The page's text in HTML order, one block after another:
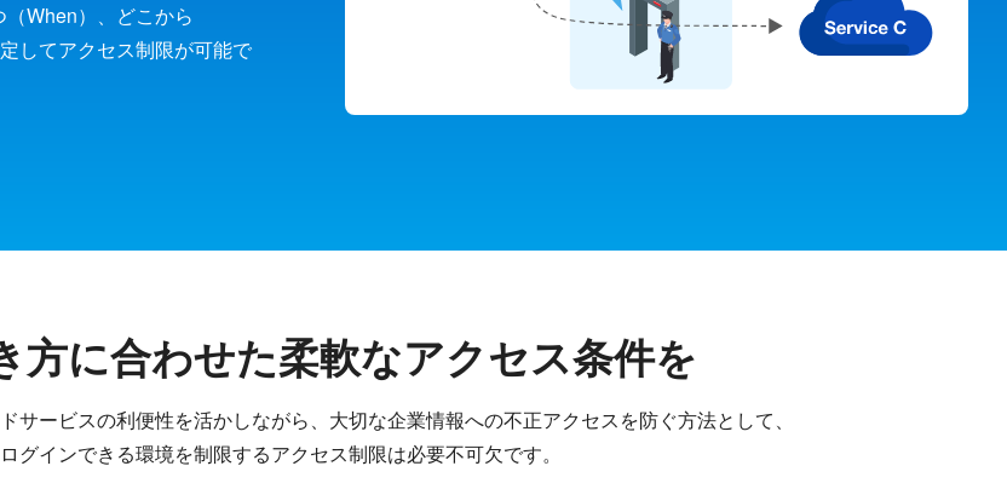
When）、どこから
してアクセス制限が可能で
方に合わせた柔軟なアクセス条件を
サービスの利便性を活かしながら、大切な企業情報への不正アクセスを防ぐ方法として、
グインできる環境を制限するアクセス制限は必要不可欠です。